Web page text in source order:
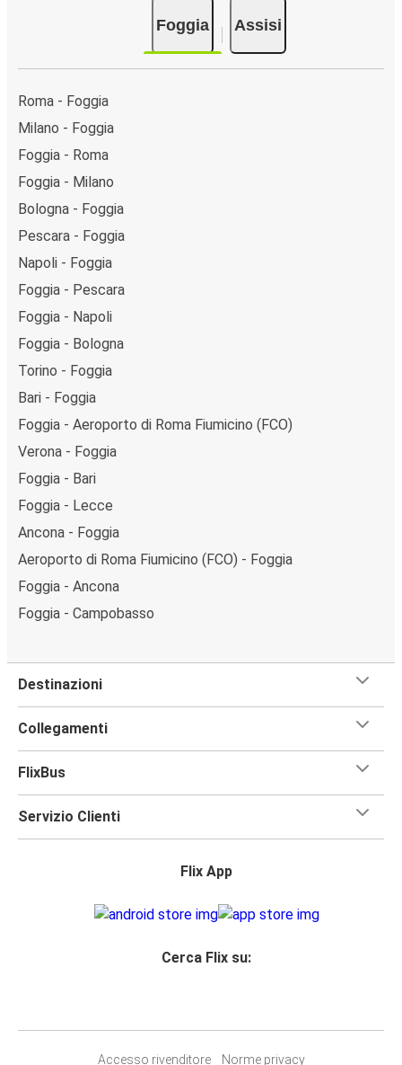
Foggia Assisi
Roma - Foggia
Milano - Foggia
Foggia - Roma
Foggia - Milano
Bologna - Foggia
Pescara - Foggia
Napoli - Foggia
Foggia - Pescara
Foggia - Napoli
Foggia - Bologna
Torino - Foggia
Bari - Foggia
Foggia - Aeroporto di Roma Fiumicino (FCO)
Verona - Foggia
Foggia - Bari
Foggia - Lecce
Ancona - Foggia
Aeroporto di Roma Fiumicino (FCO) - Foggia
Foggia - Ancona
Foggia - Campobasso
Destinazioni
Collegamenti
FlixBus
Servizio Clienti
Flix App
Cerca Flix su:
Accesso rivenditore Norme privacy